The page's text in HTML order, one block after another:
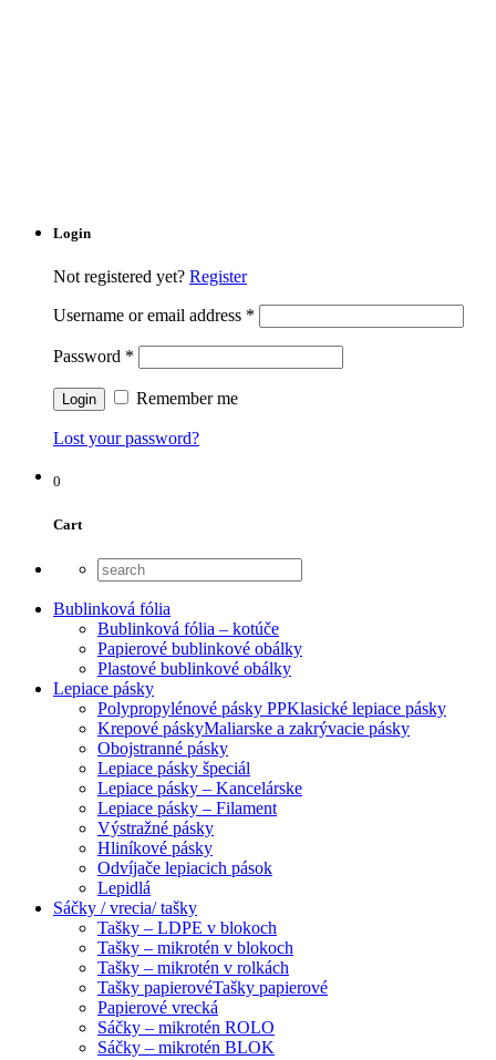
Login
Not registered yet? Register
Username or email address *
Password *
Remember me
Lost your password?
0
Cart
Bublinková fólia
Bublinková fólia – kotúče
Papierové bublinkové obálky
Plastové bublinkové obálky
Lepiace pásky
Polypropylénové pásky PPKlasické lepiace pásky
Krepové páskyMaliarske a zakrývacie pásky
Obojstranné pásky
Lepiace pásky špeciál
Lepiace pásky – Kancelárske
Lepiace pásky – Filament
Výstražné pásky
Hliníkové pásky
Odvíjače lepiacich pások
Lepidlá
Sáčky / vrecia/ tašky
Tašky – LDPE v blokoch
Tašky – mikrotén v blokoch
Tašky – mikrotén v rolkách
Tašky papierovéTašky papierové
Papierové vrecká
Sáčky – mikrotén ROLO
Sáčky – mikrotén BLOK